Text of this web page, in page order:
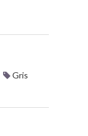
Gris